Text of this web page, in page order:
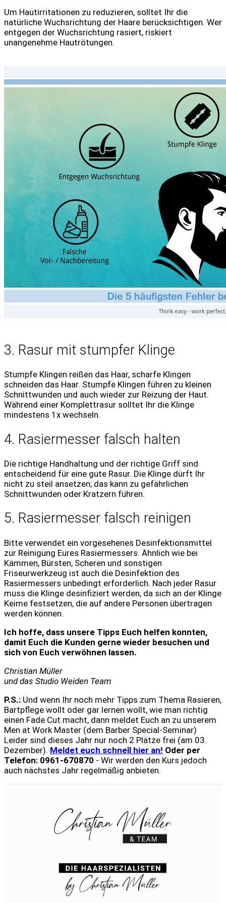
Um Hautirritationen zu reduzieren, solltet Ihr die
natürliche Wuchsrichtung der Haare berücksichtigen. Wer
entgegen der Wuchsrichtung rasiert, riskiert
unangenehme Hautrötungen.
3. Rasur mit stumpfer Klinge
Stumpfe Klingen reißen das Haar, scharfe Klingen
schneiden das Haar. Stumpfe Klingen führen zu kleinen
Schnittwunden und auch wieder zur Reizung der Haut.
Während einer Komplettrasur solltet Ihr die Klinge
mindestens 1x wechseln.
4. Rasiermesser falsch halten
Die richtige Handhaltung und der richtige Griff sind
entscheidend für eine gute Rasur. Die Klinge dürft Ihr
nicht zu steil ansetzen; das kann zu gefährlichen
Schnittwunden oder Kratzern führen.
5. Rasiermesser falsch reinigen
Bitte verwendet ein vorgesehenes Desinfektionsmittel
zur Reinigung Eures Rasiermessers. Ähnlich wie bei
Kämmen, Bürsten, Scheren und sonstigen
Friseurwerkzeug ist auch die Desinfektion des
Rasiermessers unbedingt erforderlich. Nach jeder Rasur
muss die Klinge desinfiziert werden, da sich an der Klinge
Keime festsetzen, die auf andere Personen übertragen
werden können.
Ich hoffe, dass unsere Tipps Euch helfen konnten,
damit Euch die Kunden gerne wieder besuchen und
sich von Euch verwöhnen lassen.
Christian Müller
und das Studio Weiden Team
P.S.: Und wenn Ihr noch mehr Tipps zum Thema Rasieren,
Bartpflege wollt oder gar lernen wollt, wie man richtig
einen Fade Cut macht, dann meldet Euch an zu unserem
Men at Work Master (dem Barber Special-Seminar)
Leider sind dieses Jahr nur noch 2 Plätze frei (am 03.
Dezember). Meldet euch schnell hier an! Oder per
Telefon: 0961-670870 - Wir werden den Kurs jedoch
auch nächstes Jahr regelmäßig anbieten.